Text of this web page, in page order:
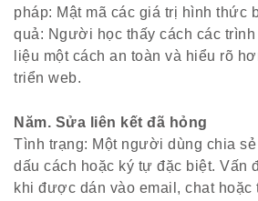
pháp: Mật mã các giá trị hình thức
quả: Người học thấy cách các
liệu một cách an toàn và hiểu rõ
triển web.
Năm. Sửa liên kết đã hỏng
Tình trạng: Một người dùng chia
dấu cách hoặc ký tự đặc biệt. Vấn
khi được dán vào email, chat hoặc